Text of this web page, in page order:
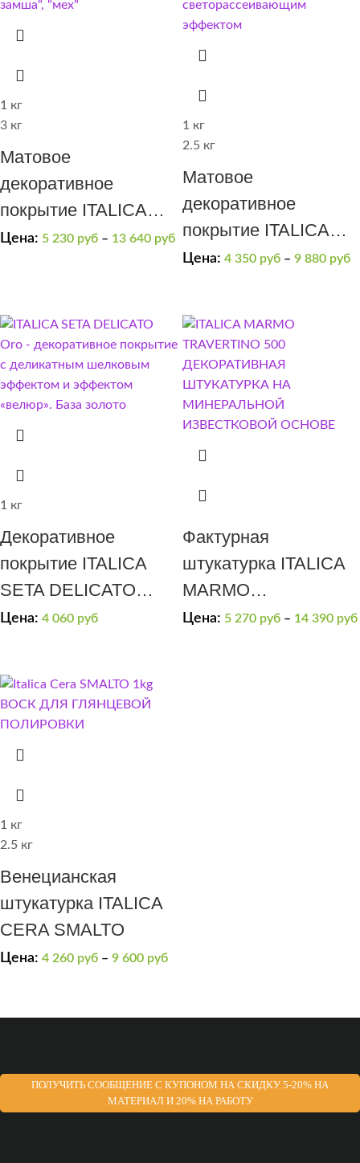
1 кг
3 кг
Матовое
декоративное
покрытие ITALICA
GRADIENTE эффект
Цена: 5 230 руб – 13 640 руб
1 кг
2.5 кг
Матовое
декоративное
покрытие ITALICA
RIFLETTE OPACO
Цена: 4 350 руб – 9 880 руб
1 кг
Декоративное
покрытие ITALICA
SETA DELICATO
(эффект “мягкий
Цена: 4 060 руб
Фактурная
штукатурка ITALICA
MARMO
TRAVERTINO 500
Цена: 5 270 руб – 14 390 руб
1 кг
2.5 кг
Венецианская
штукатурка ITALICA
CERA SMALTO
Цена: 4 260 руб – 9 600 руб
ПОЛУЧИТЬ СООБЩЕНИЕ С КУПОНОМ НА СКИДКУ 5-20% НА
МАТЕРИАЛ И 20% НА РАБОТУ